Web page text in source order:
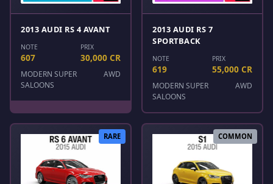
2013 AUDI RS 4 AVANT
NOTE
607
PRIX
30,000 CR
MODERN SUPER
SALOONS
AWD
2013 AUDI RS 7
SPORTBACK
NOTE
619
PRIX
55,000 CR
MODERN SUPER
SALOONS
AWD
RARE COMMON